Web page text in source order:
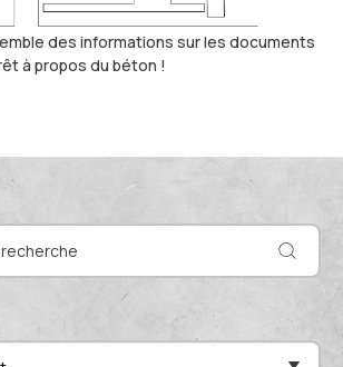
de professionnels
mes compétences
des informations sur les documents
à propos du béton !